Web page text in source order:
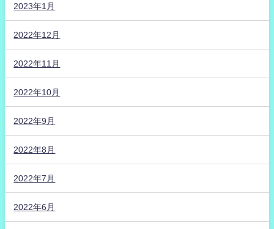
2023年1月
2022年12月
2022年11月
2022年10月
2022年9月
2022年8月
2022年7月
2022年6月